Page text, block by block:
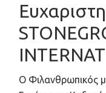
Ο Φιλανθρωπικός